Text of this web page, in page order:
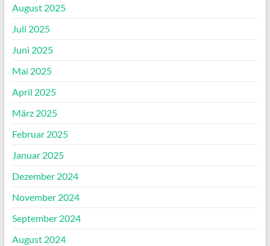
August 2025
Juli 2025
Juni 2025
Mai 2025
April 2025
März 2025
Februar 2025
Januar 2025
Dezember 2024
November 2024
September 2024
August 2024